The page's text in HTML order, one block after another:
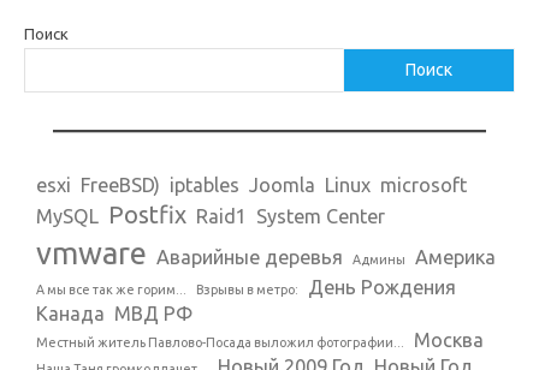
Поиск
Поиск
esxi FreeBSD) iptables Joomla Linux microsoft
MySQL Postfix Raid1 System Center
vmware Аварийные деревья Админы Америка
А мы все так же горим... Взрывы в метро:
День Рождения
Канада МВД РФ
Местный житель Павлово-Посада выложил фотографии... Москва